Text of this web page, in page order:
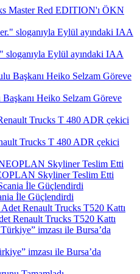
Master Red EDITION'ı ÖKN
Eylül ayındaki IAA
Heiko Selzam Göreve
Trucks T 480 ADR çekici
Skyliner Teslim Etti
İle Güçlendirdi
Renault Trucks T520 Kattı
imzası ile Bursa’da